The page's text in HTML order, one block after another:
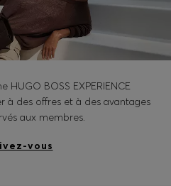
HUGO BOSS EXPERIENCE
à des offres et à des avantages
aux membres.
vous